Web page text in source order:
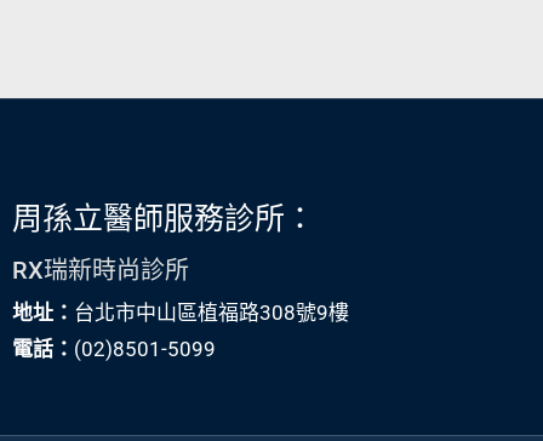
周孫立醫師服務診所：
RX瑞新時尚診所
地址： 台北市中山區植福路308號9樓
電話： (02)8501-5099